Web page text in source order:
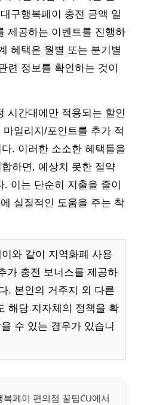
구행복페이 충전 금액 일
제공하는 이벤트를 진행하
혜택은 월별 또는 분기별
련 정보를 확인하는 것이
시간대에만 적용되는 할인
일리지/포인트를 추가 적
. 이러한 소소한 혜택들을
하면, 예상치 못한 절약
이는 단순히 지출을 줄이
실질적인 도움을 주는 착
와 같이 지역화폐 사용
가 충전 보너스를 제공하
. 본인의 거주지 외 다른
해당 지자체의 정책을 확
수 있는 경우가 있습니
복페이 편의점 꿀팁CU에서